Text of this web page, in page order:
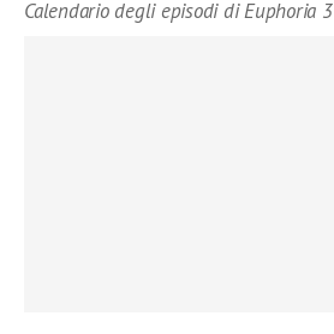
Calendario degli episodi di Euphoria 3